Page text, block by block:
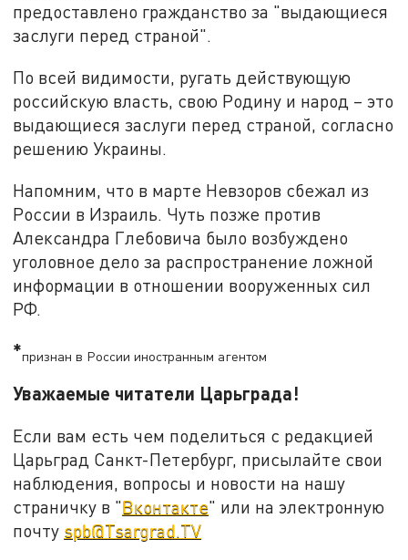
предоставлено гражданство за "выдающиеся
заслуги перед страной".
По всей видимости, ругать действующую
российскую власть, свою Родину и народ – это
выдающиеся заслуги перед страной, согласно
решению Украины.
Напомним, что в марте Невзоров сбежал из
России в Израиль. Чуть позже против
Александра Глебовича было возбуждено
уголовное дело за распространение ложной
информации в отношении вооруженных сил
РФ.
*признан в России иностранным агентом
Уважаемые читатели Царьграда!
Если вам есть чем поделиться с редакцией
Царьград Санкт-Петербург, присылайте свои
наблюдения, вопросы и новости на нашу
страничку в "Вконтакте" или на электронную
почту spb@Tsargrad.TV